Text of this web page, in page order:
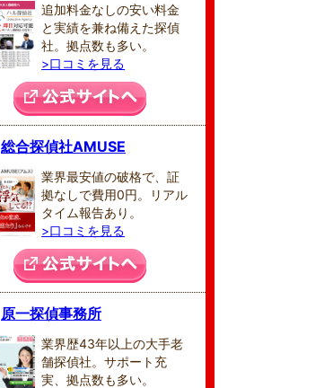
追加料金なしの安い料金
と実績を兼ね備えた探偵
社。拠点数も多い。
>口コミを見る
総合探偵社AMUSE
業界最安値の破格で、証
拠なしで費用0円。リアル
タイム報告あり。
>口コミを見る
原一探偵事務所
業界歴43年以上の大手老
舗探偵社。サポート充
実、拠点数も多い。